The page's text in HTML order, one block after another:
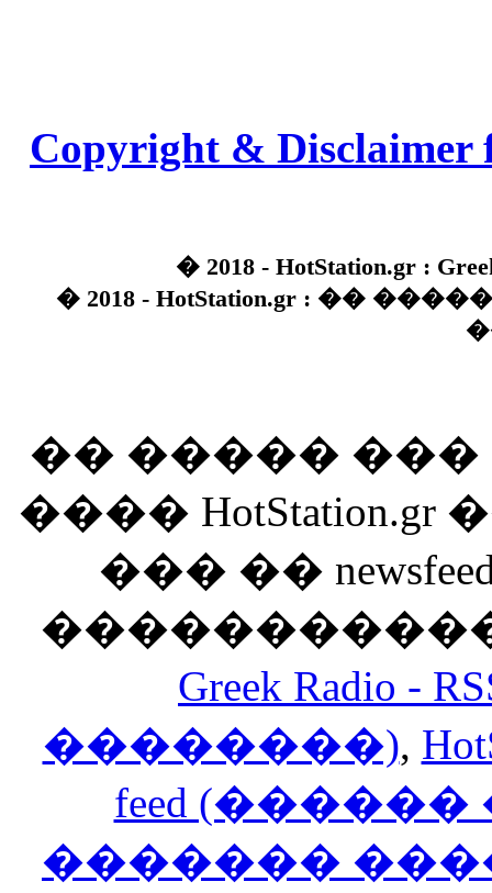
Copyright & Disclaimer
� 2018 - HotStation.gr :
� 2018 - HotStation.gr : ��
�� �����
����
��� ��
Greek Radio
��������),
feed
�������